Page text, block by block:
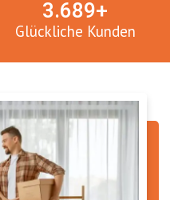
Glückliche Kunden
3.765+